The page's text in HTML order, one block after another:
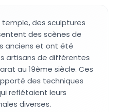
temple, des sculptures
des scènes de
anciens et ont été
artisans de différentes
au 19ème siècle. Ces
des techniques
reflétaient leurs
diverses.